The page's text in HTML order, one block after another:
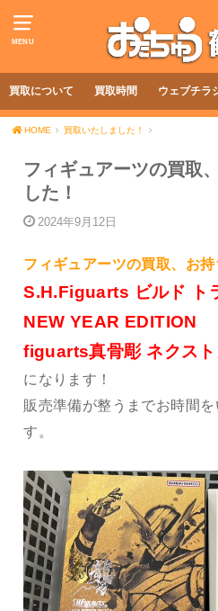
MENU
買取について 買取時間 ウェブチラ
HOME 買取いたしました！
フィギュアーツの買取
した！
2024年9月12日
フィギュアーツの買取、お持
S.H.Figuarts ビルド ト
NEW YEAR EDITION
figuarts真骨彫 ネクス
になります！
販売準備が整うまでお時間
す。